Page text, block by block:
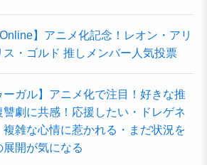
】アニメ化記念！レオン・アリ
・ゴルド 推しメンバー人気投票
ーガル】アニメ化で注目！好きな推
讐劇に共感！応援したい・ドレゲネ
雑な心情に惹かれる・まだ状況を
開が気になる